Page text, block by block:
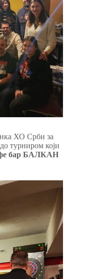
ХО Срби за
турниром који
бар БАЛКАН